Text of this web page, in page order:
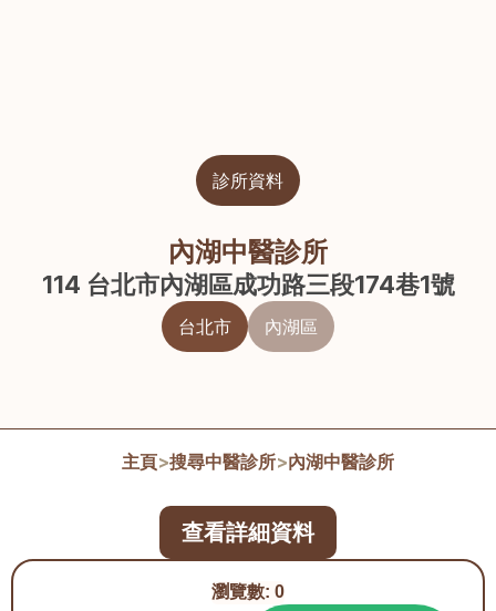
診所資料
內湖中醫診所
114 台北市內湖區成功路三段174巷1號
台北市 內湖區
主頁>搜尋中醫診所>內湖中醫診所
瀏覽數: 0
查看詳細資料